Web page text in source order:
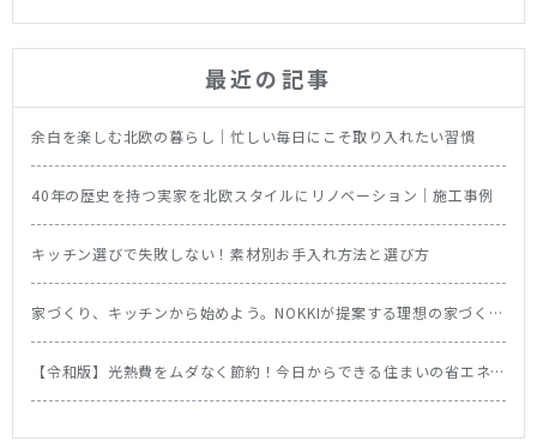
最近の記事
余白を楽しむ北欧の暮らし｜忙しい毎日にこそ取り入れたい習慣
40年の歴史を持つ実家を北欧スタイルにリノベーション｜施工事例
キッチン選びで失敗しない！素材別お手入れ方法と選び方
家づくり、キッチンから始めよう。NOKKIが提案する理想の家づくり
【令和版】光熱費をムダなく節約！今日からできる住まいの省エネ